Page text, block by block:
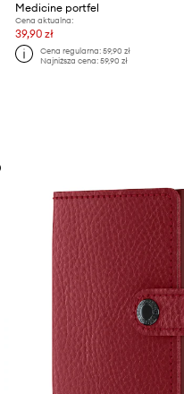
Medicine portfel
Cena aktualna:
39,90 zł
Cena regularna: 59,90 zł
Najniższa cena: 59,90 zł